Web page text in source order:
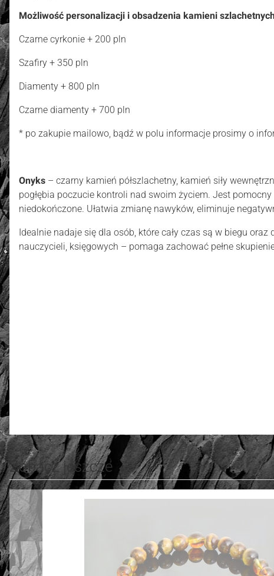
Możliwość personalizacji i obsadzenia kamieni
Czarne cyrkonie + 200 pln
Szafiry + 350 pln
Diamenty + 800 pln
Czarne diamenty + 700 pln
* po zakupie mailowo, bądź w polu informacje prosimy o
Onyks – czarny kamień półszlachetny, kamień siły
pogłębia poczucie kontroli nad swoim życiem. Jest
niedokończone. Ułatwia zmianę nawyków, eliminuje
Idealnie nadaje się dla osób, które cały czas są w biegu
nauczycieli, księgowych – pomaga zachować pełne
Zobacz jeszcze